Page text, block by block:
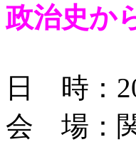
政治史か
日 時：
会 場：